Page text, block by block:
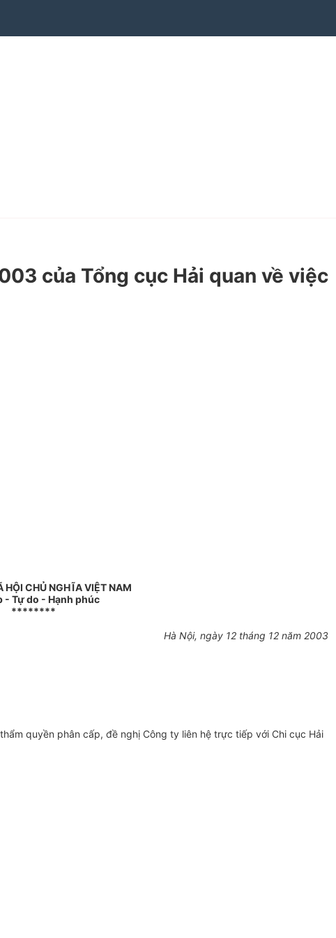
của Tổng cục Hải quan về việc
HỘI CHỦ NGHĨA VIỆT NAM
- Tự do - Hạnh phúc
********
Hà Nội, ngày 12 tháng 12 năm 2003
quyền phân cấp, đề nghị Công ty liên hệ trực tiếp với Chi cục Hải